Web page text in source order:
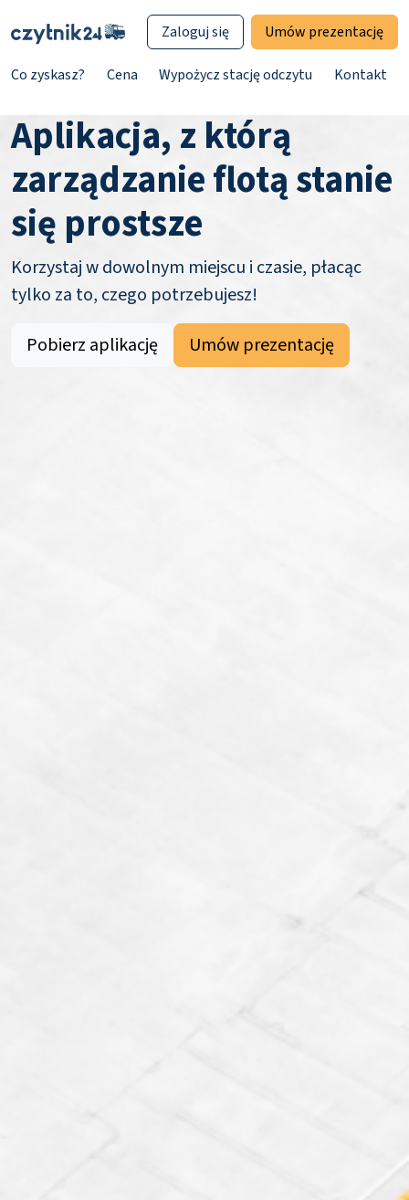
Co zyskasz? Cena Wypożycz stację odczytu Kontakt
Zaloguj się Umów prezentację
Aplikacja, z którą
zarządzanie flotą stanie
się prostsze
Korzystaj w dowolnym miejscu i czasie, płacąc
tylko za to, czego potrzebujesz!
Pobierz aplikację
Umów prezentację